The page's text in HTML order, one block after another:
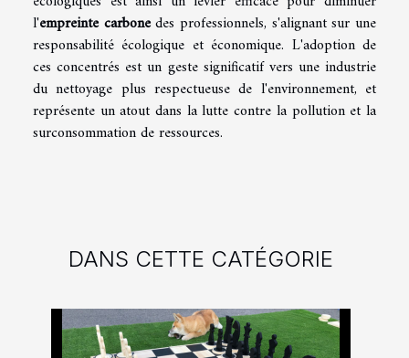
l'empreinte carbonedes professionnels, s'alignant sur une
responsabilité écologique et économique. L'adoption de
ces concentrés est un geste significatif vers une industrie
du nettoyage plus respectueuse de l'environnement, et
représente un atout dans la lutte contre la pollution et la
surconsommation de ressources.
DANS CETTE CATÉGORIE